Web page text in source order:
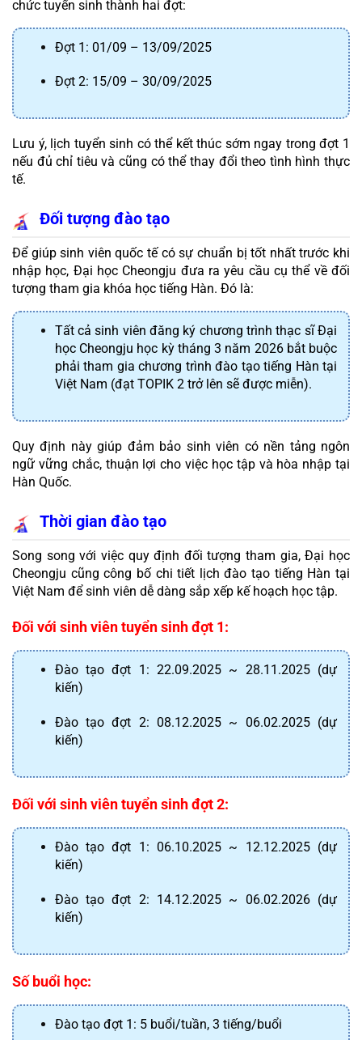
chức tuyển sinh thành hai đợt:
Đợt 1: 01/09 – 13/09/2025
Đợt 2: 15/09 – 30/09/2025
Lưu ý, lịch tuyển sinh có thể kết thúc sớm ngay trong đợt 1
nếu đủ chỉ tiêu và cũng có thể thay đổi theo tình hình thực
tế.
Đối tượng đào tạo
Để giúp sinh viên quốc tế có sự chuẩn bị tốt nhất trước khi
nhập học, Đại học Cheongju đưa ra yêu cầu cụ thể về đối
tượng tham gia khóa học tiếng Hàn. Đó là:
Tất cả sinh viên đăng ký chương trình thạc sĩ Đại
học Cheongju học kỳ tháng 3 năm 2026 bắt buộc
phải tham gia chương trình đào tạo tiếng Hàn tại
Việt Nam (đạt TOPIK 2 trở lên sẽ được miễn).
Quy định này giúp đảm bảo sinh viên có nền tảng ngôn
ngữ vững chắc, thuận lợi cho việc học tập và hòa nhập tại
Hàn Quốc.
Thời gian đào tạo
Song song với việc quy định đối tượng tham gia, Đại học
Cheongju cũng công bố chi tiết lịch đào tạo tiếng Hàn tại
Việt Nam để sinh viên dễ dàng sắp xếp kế hoạch học tập.
Đối với sinh viên tuyển sinh đợt 1:
Đào tạo đợt 1: 22.09.2025 ~ 28.11.2025 (dự
kiến)
Đào tạo đợt 2: 08.12.2025 ~ 06.02.2025 (dự
kiến)
Đối với sinh viên tuyển sinh đợt 2:
Đào tạo đợt 1: 06.10.2025 ~ 12.12.2025 (dự
kiến)
Đào tạo đợt 2: 14.12.2025 ~ 06.02.2026 (dự
kiến)
Số buổi học:
Đào tạo đợt 1: 5 buổi/tuần, 3 tiếng/buổi